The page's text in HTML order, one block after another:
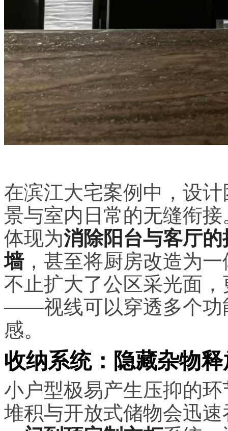
在滨江大宅案例中，设
景与室内日常的无缝衔
体现为消除阳台与客厅的
墙，甚至将厨房改造为
不止扩大了公区采光面
——视线可以穿透多个功
感。
收纳系统：隐藏杂物
小户型极易产生压抑的
堆积与开放式储物会迅